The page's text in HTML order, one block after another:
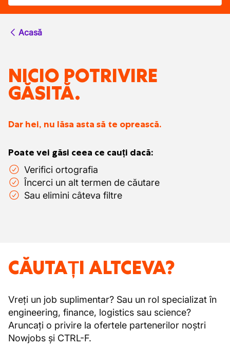
Acasă
NICIO POTRIVIRE
GĂSITĂ.
Dar hei, nu lăsa asta să te oprească.
Poate vei găsi ceea ce cauți dacă:
Verifici ortografia
Încerci un alt termen de căutare
Sau elimini câteva filtre
CĂUTAȚI ALTCEVA?
Vreți un job suplimentar? Sau un rol specializat în
engineering, finance, logistics sau science?
Aruncați o privire la ofertele partenerilor noștri
Nowjobs și CTRL-F.